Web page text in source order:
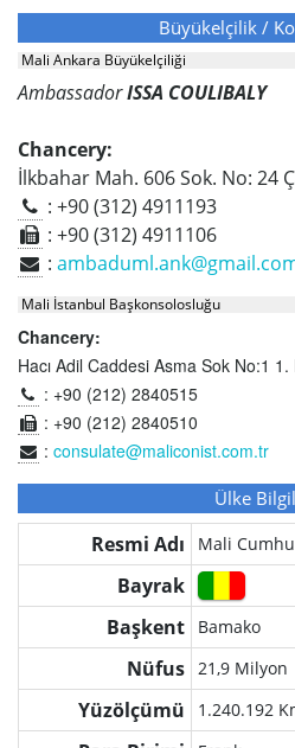
Büyükelçilik /
Mali Ankara Büyükelçiliği
AmbassadorISSA COULIBALY
Chancery:
İlkbahar Mah. 606 Sok. No: 24
: +90 (312) 4911193
: +90 (312) 4911106
:
Mali İstanbul Başkonsolosluğu
Chancery:
Hacı Adil Caddesi Asma Sok No:1
: +90 (212) 2840515
: +90 (212) 2840510
: consulate@maliconist.com.tr
Ülke
Resmi Adı Mali
Bayrak
Başkent
Bamako
Nüfus 21,9 Milyon
Yüzölçümü 1.240.192